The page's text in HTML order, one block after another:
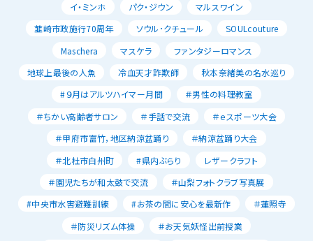
イ・ミンホ
パク・ジウン
マルスワイン
韮崎市政施行70周年
ソウル･クチュール
SOULcouture
Maschera
マスケラ
ファンタジーロマンス
地球上最後の人魚
冷血天才詐欺師
秋本奈緒美の名水巡り
#９月はアルツハイマー月間
＃男性の料理教室
＃ちかい高齢者サロン
＃手話で交流
＃ｅスポーツ大会
＃甲府市富竹，地区納涼盆踊り
＃納涼盆踊り大会
＃北杜市白州町
#県内ぶらり
レザークラフト
＃園児たちが和太鼓で交流
＃山梨フォトクラブ写真展
#中央市水害避難訓練
#お茶の間に安心を最新作
＃蓮照寺
＃防災リズム体操
＃お天気妖怪出前授業